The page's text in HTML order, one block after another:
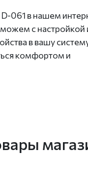
061 в нашем
с настройкой
в вашу
комфортом и